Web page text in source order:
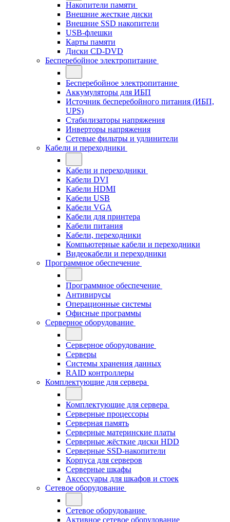
Накопители памяти
Внешние жесткие диски
Внешние SSD накопители
USB-флешки
Карты памяти
Диски CD-DVD
Бесперебойное электропитание
Бесперебойное электропитание
Аккумуляторы для ИБП
Источник бесперебойного питания (ИБП,
UPS)
Стабилизаторы напряжения
Инверторы напряжения
Сетевые фильтры и удлинители
Кабели и переходники
Кабели и переходники
Кабели DVI
Кабели HDMI
Кабели USB
Кабели VGA
Кабели для принтера
Кабели питания
Кабели, переходники
Компьютерные кабели и переходники
Видеокабели и переходники
Программное обеспечение
Программное обеспечение
Антивирусы
Операционные системы
Офисные программы
Серверное оборудование
Серверное оборудование
Серверы
Системы хранения данных
RAID контроллеры
Комплектующие для сервера
Комплектующие для сервера
Серверные процессоры
Серверная память
Серверные материнские платы
Серверные жёсткие диски HDD
Серверные SSD-накопители
Корпуса для серверов
Серверные шкафы
Аксессуары для шкафов и стоек
Сетевое оборудование
Сетевое оборудование
Активное сетевое оборудование